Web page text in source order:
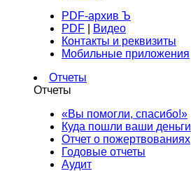
PDF-архив Ъ
PDF
Видео
Контакты и реквизиты
Мобильные приложения
Отчеты
Отчеты
«Вы помогли, спасибо!»
Куда пошли ваши деньги
Отчет о пожертвованиях
Годовые отчеты
Аудит